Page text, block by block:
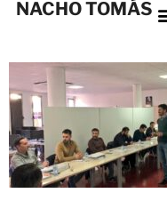
NACHO TOMÁS